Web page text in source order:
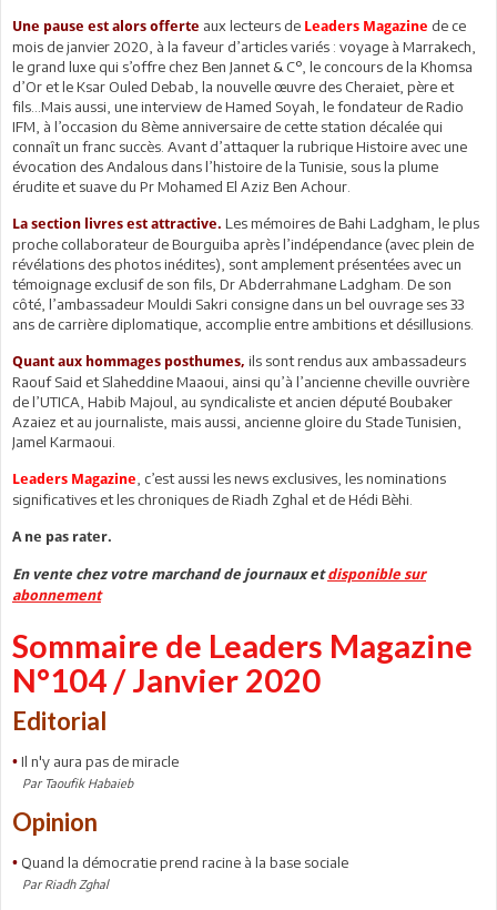
Une pause est alors offerte aux lecteurs de Leaders Magazine de ce
mois de janvier 2020, à la faveur d’articles variés : voyage à Marrakech,
le grand luxe qui s’offre chez Ben Jannet & C°, le concours de la Khomsa
d’Or et le Ksar Ouled Debab, la nouvelle œuvre des Cheraiet, père et
fils…Mais aussi, une interview de Hamed Soyah, le fondateur de Radio
IFM, à l’occasion du 8ème anniversaire de cette station décalée qui
connaît un franc succès. Avant d’attaquer la rubrique Histoire avec une
évocation des Andalous dans l’histoire de la Tunisie, sous la plume
érudite et suave du Pr Mohamed El Aziz Ben Achour.
La section livres est attractive. Les mémoires de Bahi Ladgham, le plus
proche collaborateur de Bourguiba après l’indépendance (avec plein de
révélations des photos inédites), sont amplement présentées avec un
témoignage exclusif de son fils, Dr Abderrahmane Ladgham. De son
côté, l’ambassadeur Mouldi Sakri consigne dans un bel ouvrage ses 33
ans de carrière diplomatique, accomplie entre ambitions et désillusions.
Quant aux hommages posthumes, ils sont rendus aux ambassadeurs
Raouf Said et Slaheddine Maaoui, ainsi qu’à l’ancienne cheville ouvrière
de l’UTICA, Habib Majoul, au syndicaliste et ancien député Boubaker
Azaiez et au journaliste, mais aussi, ancienne gloire du Stade Tunisien,
Jamel Karmaoui.
Leaders Magazine , c’est aussi les news exclusives, les nominations
significatives et les chroniques de Riadh Zghal et de Hédi Bèhi.
A ne pas rater.
En vente chez votre marchand de journaux etdisponible sur
abonnement
Sommaire de Leaders Magazine
N°104 / Janvier 2020
Editorial
• Il n'y aura pas de miracle
Par Taoufik Habaieb
Opinion
• Quand la démocratie prend racine à la base sociale
Par Riadh Zghal